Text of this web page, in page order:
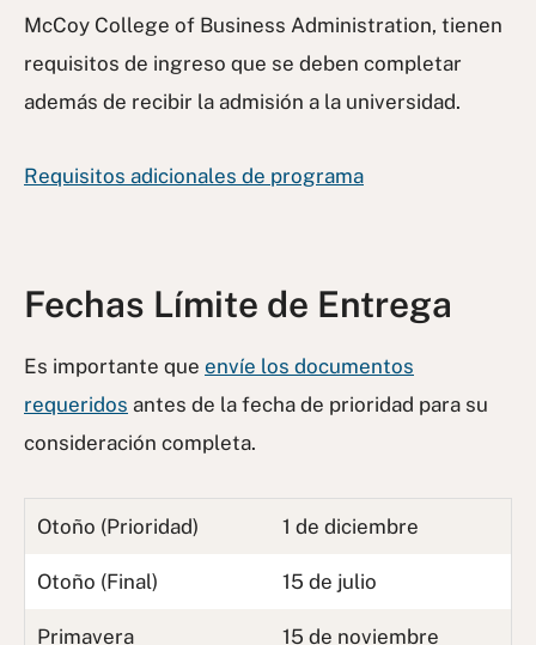
McCoy College of Business Administration, tienen
requisitos de ingreso que se deben completar
además de recibir la admisión a la universidad.
Requisitos adicionales de programa
Fechas Límite de Entrega
Es importante que envíe los documentos
requeridos antes de la fecha de prioridad para su
consideración completa.
Otoño (Prioridad) 1 de diciembre
Otoño (Final) 15 de julio
Primavera 15 de noviembre